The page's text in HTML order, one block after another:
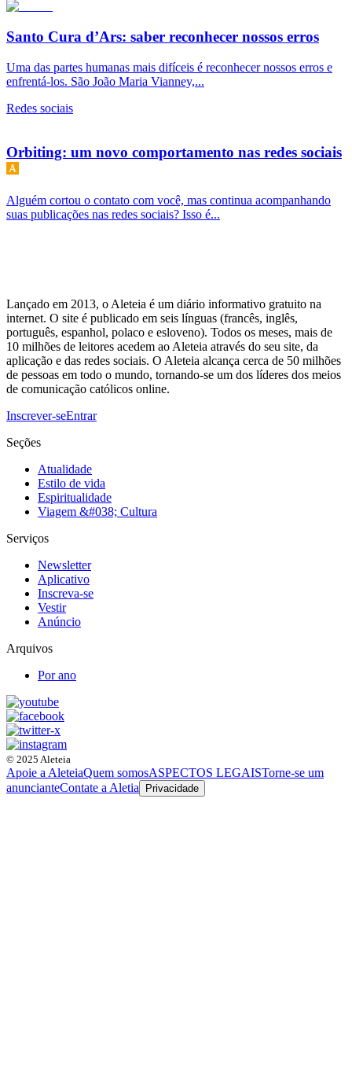
Santo Cura d’Ars: saber reconhecer nossos erros
Uma das partes humanas mais difíceis é reconhecer nossos erros e
enfrentá-los. São João Maria Vianney,...
Redes sociais
Orbiting: um novo comportamento nas redes sociais
Alguém cortou o contato com você, mas continua acompanhando
suas publicações nas redes sociais? Isso é...
Lançado em 2013, o Aleteia é um diário informativo gratuito na
internet. O site é publicado em seis línguas (francês, inglês,
português, espanhol, polaco e esloveno). Todos os meses, mais de
10 milhões de leitores acedem ao Aleteia através do seu site, da
aplicação e das redes sociais. O Aleteia alcança cerca de 50 milhões
de pessoas em todo o mundo, tornando-se um dos líderes dos meios
de comunicação católicos online.
Inscrever-seEntrar
Seções
Atualidade
Estilo de vida
Espiritualidade
Viagem &#038; Cultura
Serviços
Newsletter
Aplicativo
Inscreva-se
Vestir
Anúncio
Arquivos
Por ano
© 2025 Aleteia
Apoie a AleteiaQuem somosASPECTOS LEGAISTorne-se um
anuncianteContate a Aletia Privacidade